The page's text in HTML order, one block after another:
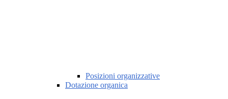
Posizioni organizzative
Dotazione organica